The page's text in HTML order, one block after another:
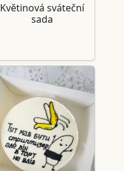
Květinová sváteční
sada